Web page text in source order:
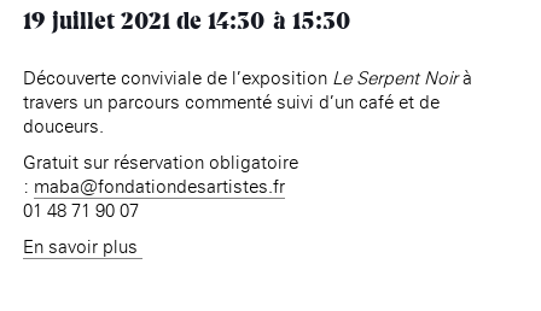
19 juillet 2021de 14:30 15:30
Découverte conviviale de l’exposition Le Serpent Noirà
travers un parcours commenté suivi d’un café et de
douceurs.
Gratuit sur réservation obligatoire
: maba@fondationdesartistes.fr
01 48 71 90 07
En savoir plus